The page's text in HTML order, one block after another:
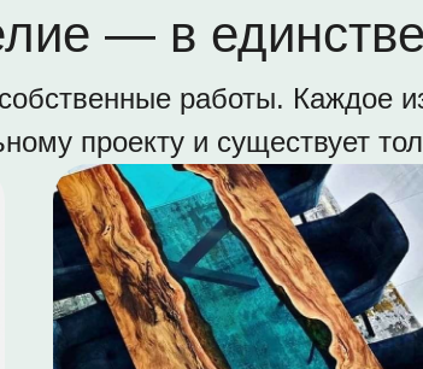
— в
работы. Каждое
проекту и существует